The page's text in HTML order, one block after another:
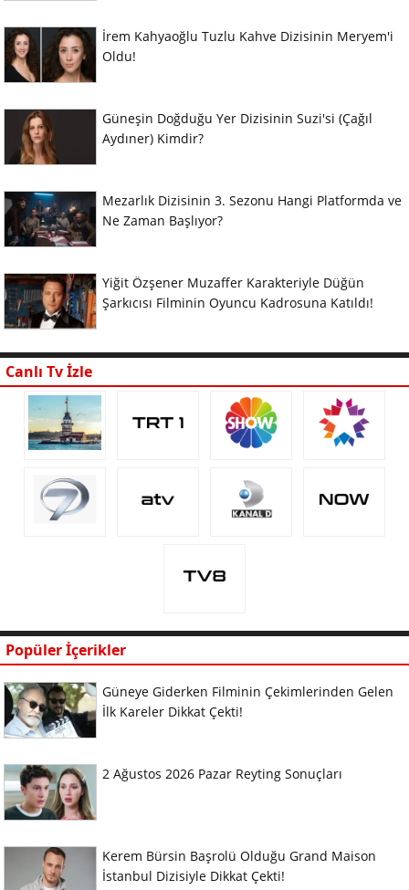
İrem Kahyaoğlu Tuzlu Kahve Dizisinin Meryem'i
Oldu!
Güneşin Doğduğu Yer Dizisinin Suzi'si (Çağıl
Aydıner) Kimdir?
Mezarlık Dizisinin 3. Sezonu Hangi Platformda ve
Ne Zaman Başlıyor?
Yiğit Özşener Muzaffer Karakteriyle Düğün
Şarkıcısı Filminin Oyuncu Kadrosuna Katıldı!
Canlı Tv İzle
Popüler İçerikler
Güneye Giderken Filminin Çekimlerinden Gelen
İlk Kareler Dikkat Çekti!
2 Ağustos 2026 Pazar Reyting Sonuçları
Kerem Bürsin Başrolü Olduğu Grand Maison
İstanbul Dizisiyle Dikkat Çekti!